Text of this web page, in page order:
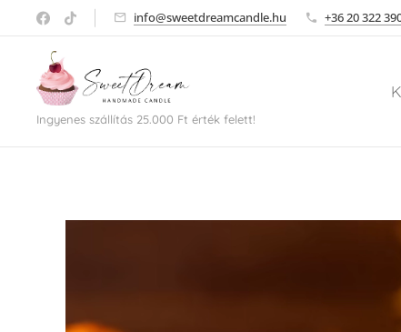
info@sweetdreamcandle.hu +36 20 322
Ingyenes szállítás 25.000 Ft érték felett!